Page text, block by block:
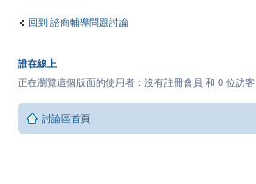
回到 諮商輔導問題討論
誰在線上
正在瀏覽這個版面的使用者：沒有註冊會員 和 0 位訪客
討論區首頁